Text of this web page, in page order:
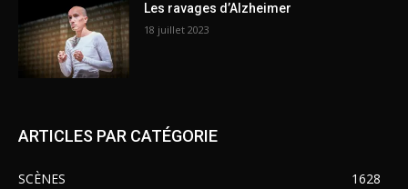
Les ravages d’Alzheimer
18 juillet 2023
ARTICLES PAR CATÉGORIE
SCÈNES
1628